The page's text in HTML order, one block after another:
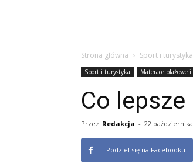
Strona główna Sport i turystyka
Sport i turystyka Materace plażowe
Co
Przez Redakcja - 22
Podziel się na Facebooku